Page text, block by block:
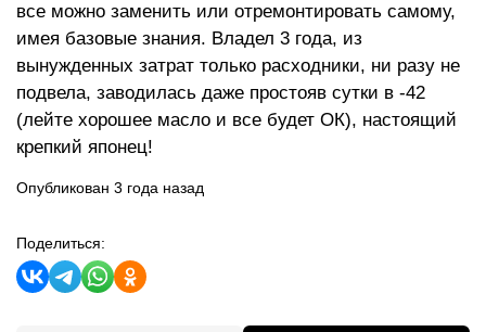
все можно заменить или отремонтировать самому,
имея базовые знания. Владел 3 года, из
вынужденных затрат только расходники, ни разу не
подвела, заводилась даже простояв сутки в -42
(лейте хорошее масло и все будет ОК), настоящий
крепкий японец!
Опубликован 3 года назад
Поделиться: